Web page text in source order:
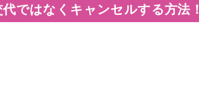
ではなくキャンセルする方法！